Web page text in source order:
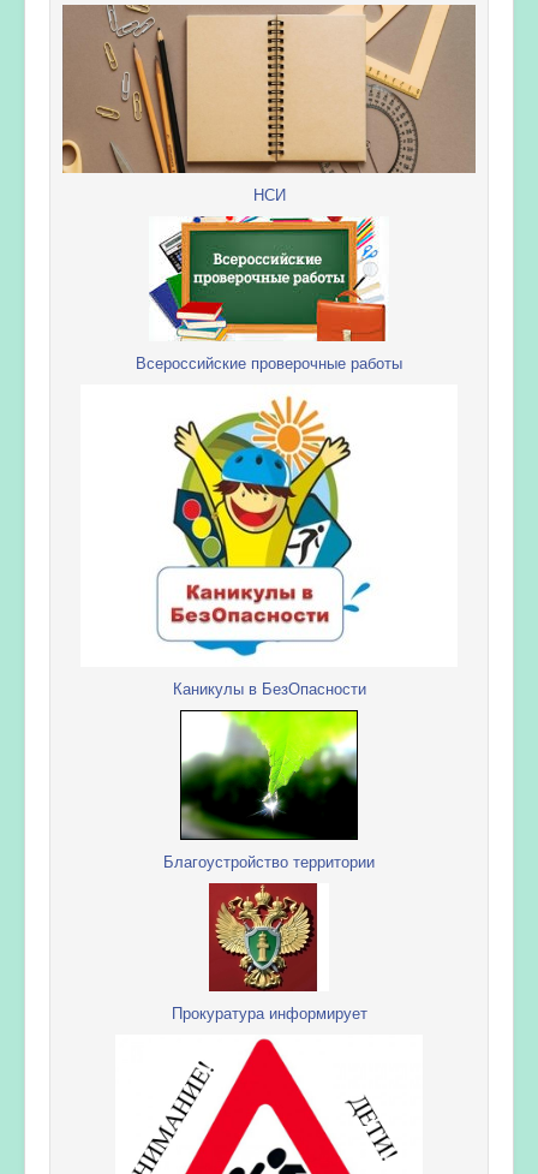
НСИ
Всероссийские проверочные работы
Каникулы в БезОпасности
Благоустройство территории
Прокуратура информирует